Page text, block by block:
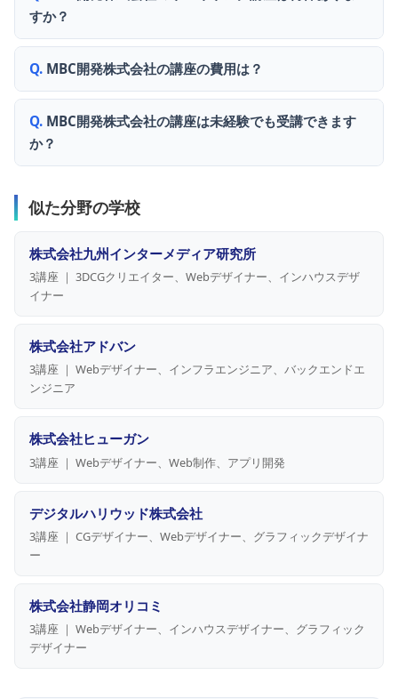
すか？
MBC開発株式会社の講座の費用は？
MBC開発株式会社の講座は未経験でも受講できます
か？
似た分野の学校
株式会社九州インターメディア研究所
3講座 ｜ 3DCGクリエイター、Webデザイナー、インハウスデザ
イナー
株式会社アドバン
3講座 ｜ Webデザイナー、インフラエンジニア、バックエンドエ
ンジニア
株式会社ヒューガン
3講座 ｜ Webデザイナー、Web制作、アプリ開発
デジタルハリウッド株式会社
3講座 ｜ CGデザイナー、Webデザイナー、グラフィックデザイナ
ー
株式会社静岡オリコミ
3講座 ｜ Webデザイナー、インハウスデザイナー、グラフィック
デザイナー